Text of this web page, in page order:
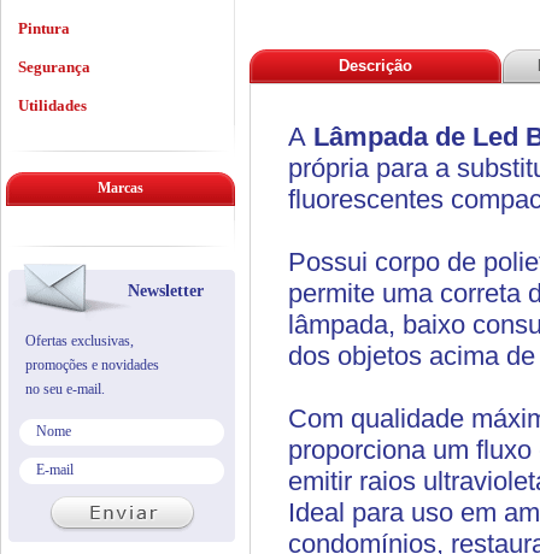
Descrição
A Lâmpada de Led
própria para a
fluorescentes
Possui corpo de
permite uma correta
lâmpada, baixo
dos objetos acima
Com qualidade
proporciona um
emitir raios
Ideal para uso em
condomínios,
Pintura
Segurança
Utilidades
Marcas
Newsletter
Ofertas exclusivas,
promoções e novidades
no seu e-mail.